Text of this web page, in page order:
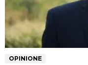
OPINIONE